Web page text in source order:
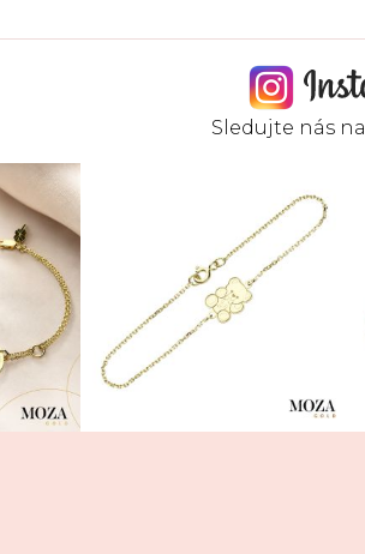
Sledujte nás na